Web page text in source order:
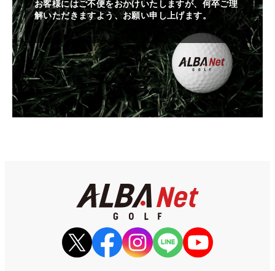
お客様にはご不便をおかけいたしますが、何卒ご理
解いただきますよう、お願い申し上げます。